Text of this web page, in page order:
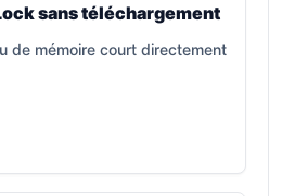
sans téléchargement
de mémoire court directement